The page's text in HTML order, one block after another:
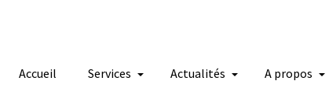
Accueil Services Actualités A propos